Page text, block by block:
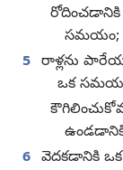
సమయం;
5 రాళ్లను
ఒక
6 వెదకడానికి